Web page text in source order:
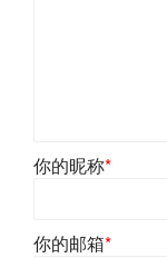
你的昵称*
你的邮箱*